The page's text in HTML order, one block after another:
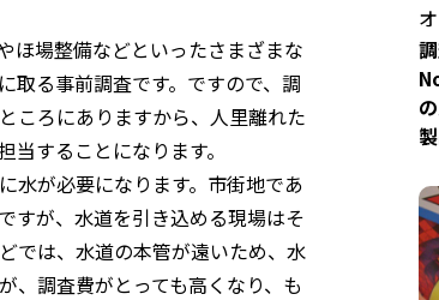
ほ場整備などといったさまざまな
取る事前調査です。ですので、調
ころにありますから、人里離れた
することになります。
水が必要になります。市街地であ
すが、水道を引き込める現場はそ
では、水道の本管が遠いため、水
、調査費がとっても高くなり、も